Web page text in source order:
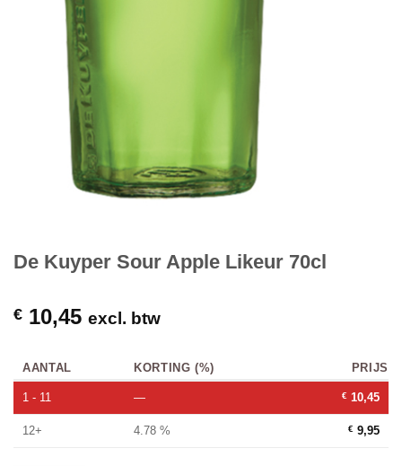
De Kuyper Sour Apple Likeur 70cl
€ 10,45 excl. btw
AANTAL KORTING (%) PRIJS
1 - 11 — € 10,45
12+ 4.78 % € 9,95